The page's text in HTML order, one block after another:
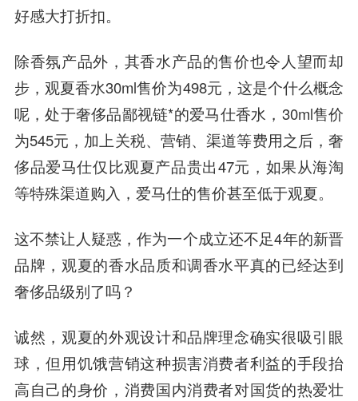
好感大打折扣。
除香氛产品外，其香水产品的售价也令人望而却
步，观夏香水30ml售价为498元，这是个什么概念
呢，处于奢侈品鄙视链*的爱马仕香水，30ml售价
为545元，加上关税、营销、渠道等费用之后，奢
侈品爱马仕仅比观夏产品贵出47元，如果从海淘
等特殊渠道购入，爱马仕的售价甚至低于观夏。
这不禁让人疑惑，作为一个成立还不足4年的新晋
品牌，观夏的香水品质和调香水平真的已经达到
奢侈品级别了吗？
诚然，观夏的外观设计和品牌理念确实很吸引眼
球，但用饥饿营销这种损害消费者利益的手段抬
高自己的身价，消费国内消费者对国货的热爱壮